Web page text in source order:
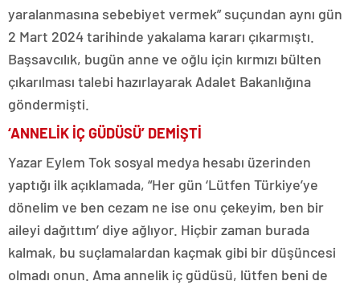
yaralanmasına sebebiyet vermek” suçundan aynı gün
2 Mart 2024 tarihinde yakalama kararı çıkarmıştı.
Başsavcılık, bugün anne ve oğlu için kırmızı bülten
çıkarılması talebi hazırlayarak Adalet Bakanlığına
göndermişti.
‘ANNELİK İÇ GÜDÜSÜ’ DEMİŞTİ
Yazar Eylem Tok sosyal medya hesabı üzerinden
yaptığı ilk açıklamada, “Her gün ‘Lütfen Türkiye’ye
dönelim ve ben cezam ne ise onu çekeyim, ben bir
aileyi dağıttım’ diye ağlıyor. Hiçbir zaman burada
kalmak, bu suçlamalardan kaçmak gibi bir düşüncesi
olmadı onun. Ama annelik iç güdüsü, lütfen beni de